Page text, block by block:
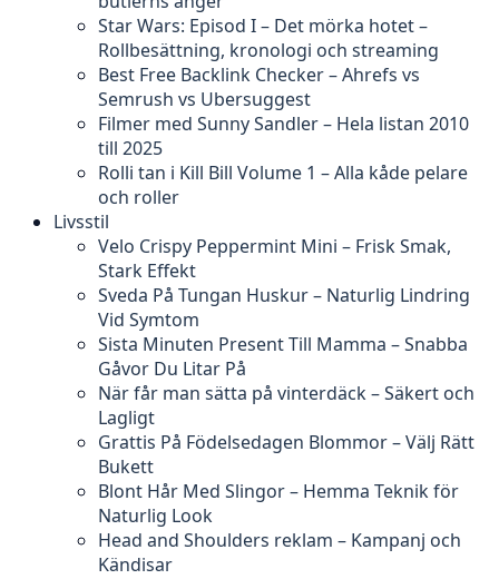
Star Wars: Episod I – Det mörka hotet –
Rollbesättning, kronologi och streaming
Best Free Backlink Checker – Ahrefs vs
Semrush vs Ubersuggest
Filmer med Sunny Sandler – Hela listan 2010
till 2025
Rolli tan i Kill Bill Volume 1 – Alla kåde pelare
och roller
Livsstil
Velo Crispy Peppermint Mini – Frisk Smak,
Stark Effekt
Sveda På Tungan Huskur – Naturlig Lindring
Vid Symtom
Sista Minuten Present Till Mamma – Snabba
Gåvor Du Litar På
När får man sätta på vinterdäck – Säkert och
Lagligt
Grattis På Födelsedagen Blommor – Välj Rätt
Bukett
Blont Hår Med Slingor – Hemma Teknik för
Naturlig Look
Head and Shoulders reklam – Kampanj och
Kändisar